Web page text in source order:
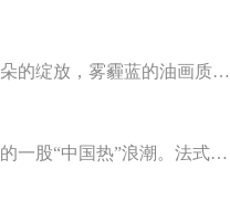
灵感源于油画般的莫奈花园，以花朵的绽放，雾霾蓝的油画质感打造，簇拥着花房的精美花艺点缀。在这幽静美好的方寸之地，浪漫正在生长和蔓延，直至永恒。
灵感源于18世纪后半叶，法国掀起的一股“中国热”浪潮。法式华贵糅合了中国风，中西文化元素的精彩碰撞，打造一座绚烂的复古花园，让浪漫婚礼增添了一份优雅气质。